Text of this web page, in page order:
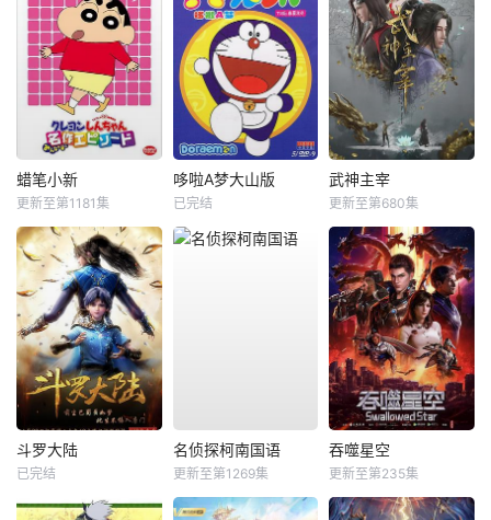
蜡笔小新
更新至第1181集
哆啦A梦大山版
已完结
武神主宰
更新至第680集
斗罗大陆
已完结
名侦探柯南国语
更新至第1269集
吞噬星空
更新至第235集